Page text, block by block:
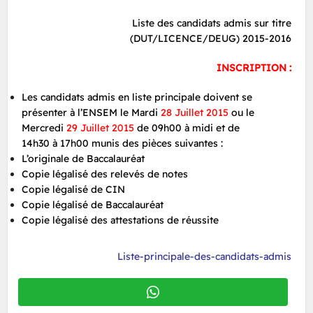
Liste des candidats admis sur titre
(DUT/LICENCE/DEUG) 2015-2016
INSCRIPTION:
Les candidats admis en liste principale doivent se
présenter à l’ENSEM le Mardi 28 Juillet 2015 ou le
Mercredi29 Juillet 2015 de 09h00 à midi et de
14h30 à 17h00 munis des pièces suivantes :
L’originale de Baccalauréat
Copie légalisé des relevés de notes
Copie légalisé de CIN
Copie légalisé de Baccalauréat
Copie légalisé des attestations de réussite
Liste-principale-des-candidats-admis